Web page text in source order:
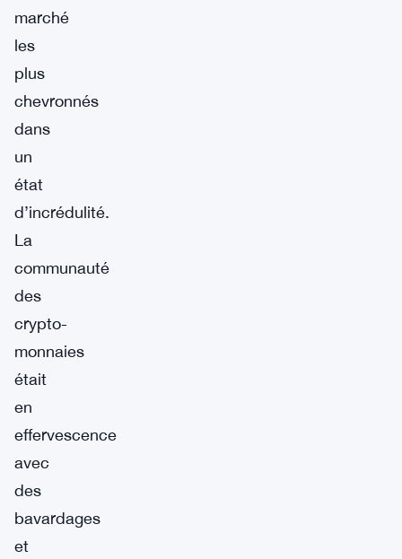
marché
les
plus
chevronnés
dans
un
état
d’incrédulité.
La
communauté
des
crypto-
monnaies
était
en
effervescence
avec
des
bavardages
et